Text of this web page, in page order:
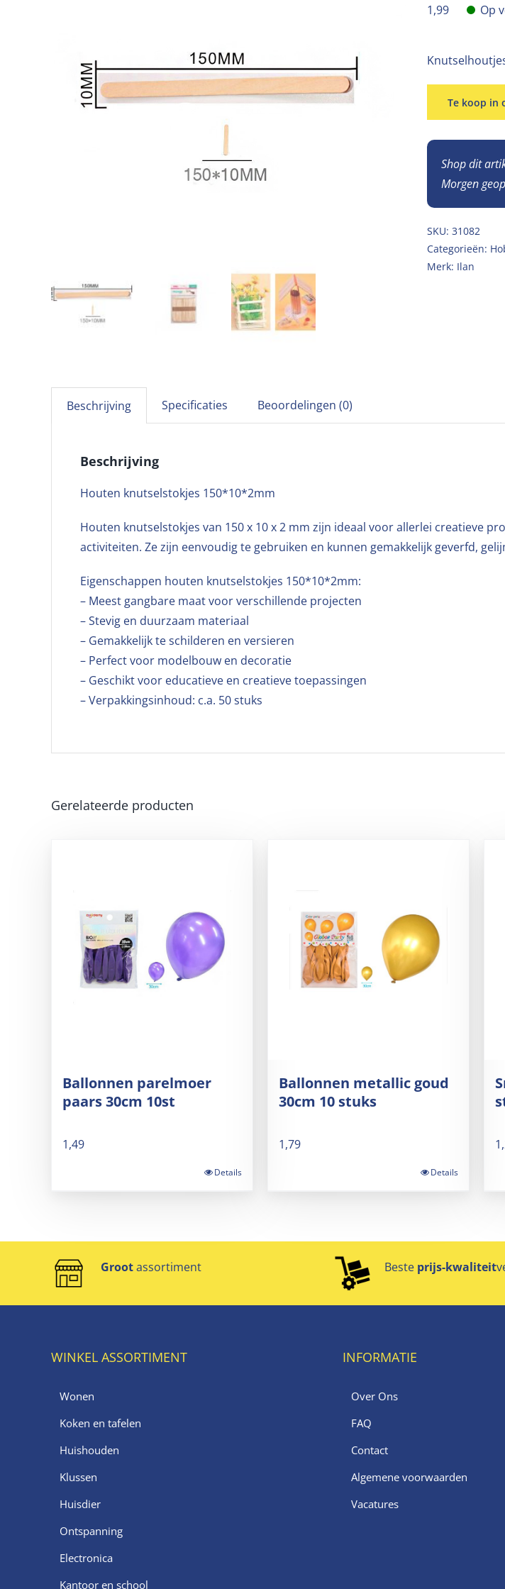
1,99 Op
Te koop in
Shop dit
Morgen
SKU: 31082
Categorieën:
Merk: Ilan
Beschrijving Specificaties Beoordelingen (0)
Beschrijving
Houten knutselstokjes 150*10*2mm
Houten knutselstokjes van 150 x 10 x 2 mm zijn ideaal voor allerlei creatieve
activiteiten. Ze zijn eenvoudig te gebruiken en kunnen gemakkelijk geverfd,
Eigenschappen houten knutselstokjes 150*10*2mm:
– Meest gangbare maat voor verschillende projecten
– Stevig en duurzaam materiaal
– Gemakkelijk te schilderen en versieren
– Perfect voor modelbouw en decoratie
– Geschikt voor educatieve en creatieve toepassingen
– Verpakkingsinhoud: c.a. 50 stuks
Gerelateerde producten
Ballonnen parelmoer
paars 30cm 10st
1,49
Details
Ballonnen metallic goud
30cm 10 stuks
1,79
Details
Grootassortiment Beste prijs-kwaliteit
WINKEL ASSORTIMENT
Wonen
Koken en tafelen
Huishouden
Klussen
Huisdier
Ontspanning
Electronica
Kantoor en school
INFORMATIE
Over Ons
FAQ
Contact
Algemene voorwaarden
Vacatures